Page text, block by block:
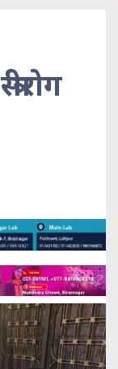
स्त्रीरोग